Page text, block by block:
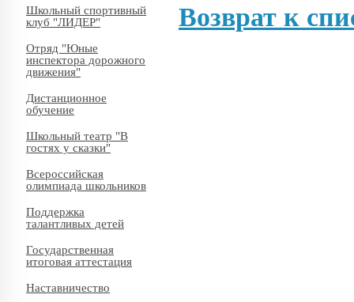
Школьный спортивный
клуб "ЛИДЕР"
Отряд "Юные
инспектора дорожного
движения"
Дистанционное
обучение
Школьный театр "В
гостях у сказки"
Всероссийская
олимпиада школьников
Поддержка
талантливых детей
Государственная
итоговая аттестация
Наставничество
Возврат к